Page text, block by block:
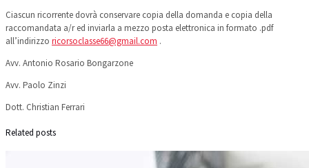
Ciascun ricorrente dovrà conservare copia della domanda e copia della
raccomandata a/r ed inviarla a mezzo posta elettronica in formato .pdf
all’indirizzo ricorsoclasse66@gmail.com .
Avv. Antonio Rosario Bongarzone
Avv. Paolo Zinzi
Dott. Christian Ferrari
Related posts